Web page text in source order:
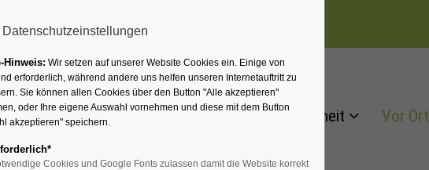
Heilbad Übernachten Für Ihre Gesundheit Vor Ort
Datenschutzeinstellungen
Hinweis: Wir setzen auf unserer Website Cookies ein. Einige von
erforderlich, während andere uns helfen unseren Internetauftritt zu
Sie können allen Cookies über den Button "Alle akzeptieren"
oder Ihre eigene Auswahl vornehmen und diese mit dem Button
akzeptieren" speichern.
Cookies und Google Fonts zulassen damit die Website korrekt